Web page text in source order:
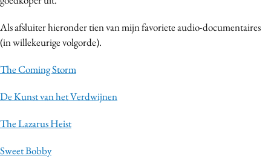
Als afsluiter hieronder tien van mijn favoriete audio-documentaires
(in willekeurige volgorde).
The Coming Storm
De Kunst van het Verdwijnen
The Lazarus Heist
Sweet Bobby